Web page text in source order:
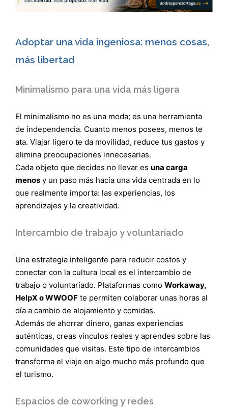
Adoptar una vida ingeniosa: menos cosas,
más libertad
Minimalismo para una vida más ligera
El minimalismo no es una moda; es una herramienta
de independencia. Cuanto menos posees, menos te
ata. Viajar ligero te da movilidad, reduce tus gastos y
elimina preocupaciones innecesarias.
Cada objeto que decides no llevar es una carga
menos y un paso más hacia una vida centrada en lo
que realmente importa: las experiencias, los
aprendizajes y la creatividad.
Intercambio de trabajo y voluntariado
Una estrategia inteligente para reducir costos y
conectar con la cultura local es el intercambio de
trabajo o voluntariado. Plataformas como Workaway,
HelpX o WWOOF te permiten colaborar unas horas al
día a cambio de alojamiento y comidas.
Además de ahorrar dinero, ganas experiencias
auténticas, creas vínculos reales y aprendes sobre las
comunidades que visitas. Este tipo de intercambios
transforma el viaje en algo mucho más profundo que
el turismo.
Espacios de coworking y redes